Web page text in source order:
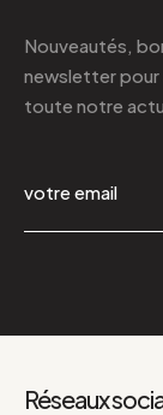
Nouveautés,
newsletterpour
toute notre
Réseaux